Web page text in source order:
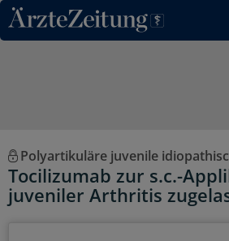
Direkt zum Inhaltsbereich
Polyartikuläre juvenile
Tocilizumab zur s.c.-
juveniler Arthritis